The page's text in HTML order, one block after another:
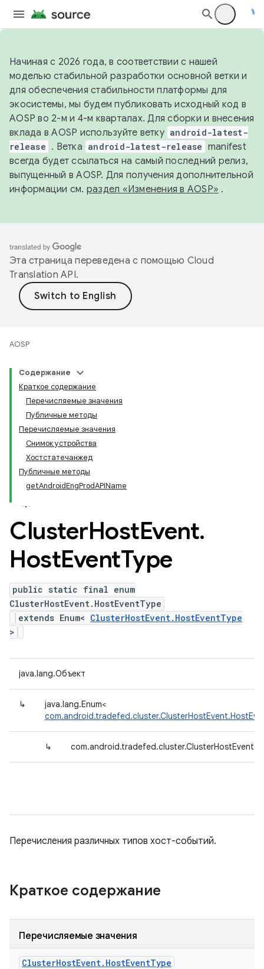
Начиная с 2026 года, в соответствии с нашей
моделью стабильной разработки основной ветки и
для обеспечения стабильности платформы для
экосистемы, мы будем публиковать исходный код в
AOSP во 2-м и 4-м кварталах. Для сборки и внесения
вклада в AOSP используйте ветку android-latest-
release . Ветка android-latest-release manifest
всегда будет ссылаться на самый последний релиз,
выпущенный в AOSP. Для получения дополнительной
информации см. раздел «Изменения в AOSP» .
Эта страница переведена с помощью Cloud
Translation API.
AOSP
Содержание
Краткое содержание
Перечисляемые значения
Публичные методы
Перечисляемые значения
Снимок устройства
Хостстатечанжед
Публичные методы
getAndroidEngProdAPIName
ClusterHostEvent.
HostEventType
public static final enum
ClusterHostEvent.HostEventType
extends Enum< ClusterHostEvent.HostEventType
>
java.lang.Объект
↳
java.lang.Enum<
↳
Перечисления различных типов хост-событий.
Краткое содержание
Перечисляемые значения
ClusterHostEvent. HostEventType